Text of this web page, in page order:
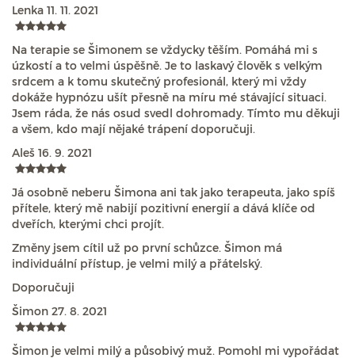
Lenka 11. 11. 2021
Na terapie se Šimonem se vždycky těším. Pomáhá mi s
úzkostí a to velmi úspěšně. Je to laskavý člověk s velkým
srdcem a k tomu skutečný profesionál, který mi vždy
dokáže hypnózu ušít přesně na míru mé stávající situaci.
Jsem ráda, že nás osud svedl dohromady. Tímto mu děkuji
a všem, kdo mají nějaké trápení doporučuji.
Aleš 16. 9. 2021
Já osobně neberu Šimona ani tak jako terapeuta, jako spíš
přítele, který mě nabijí pozitivní energií a dává klíče od
dveřích, kterými chci projít.
Změny jsem cítil už po první schůzce. Šimon má
individuální přístup, je velmi milý a přátelský.
Doporučuji
Šimon 27. 8. 2021
Šimon je velmi milý a působivý muž. Pomohl mi vypořádat